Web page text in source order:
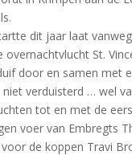
dit jaar laat
overnachtvlucht St.
door en samen met
niet verduisterd … wel
tot en met de
voer van Embregts
de koppen Travi